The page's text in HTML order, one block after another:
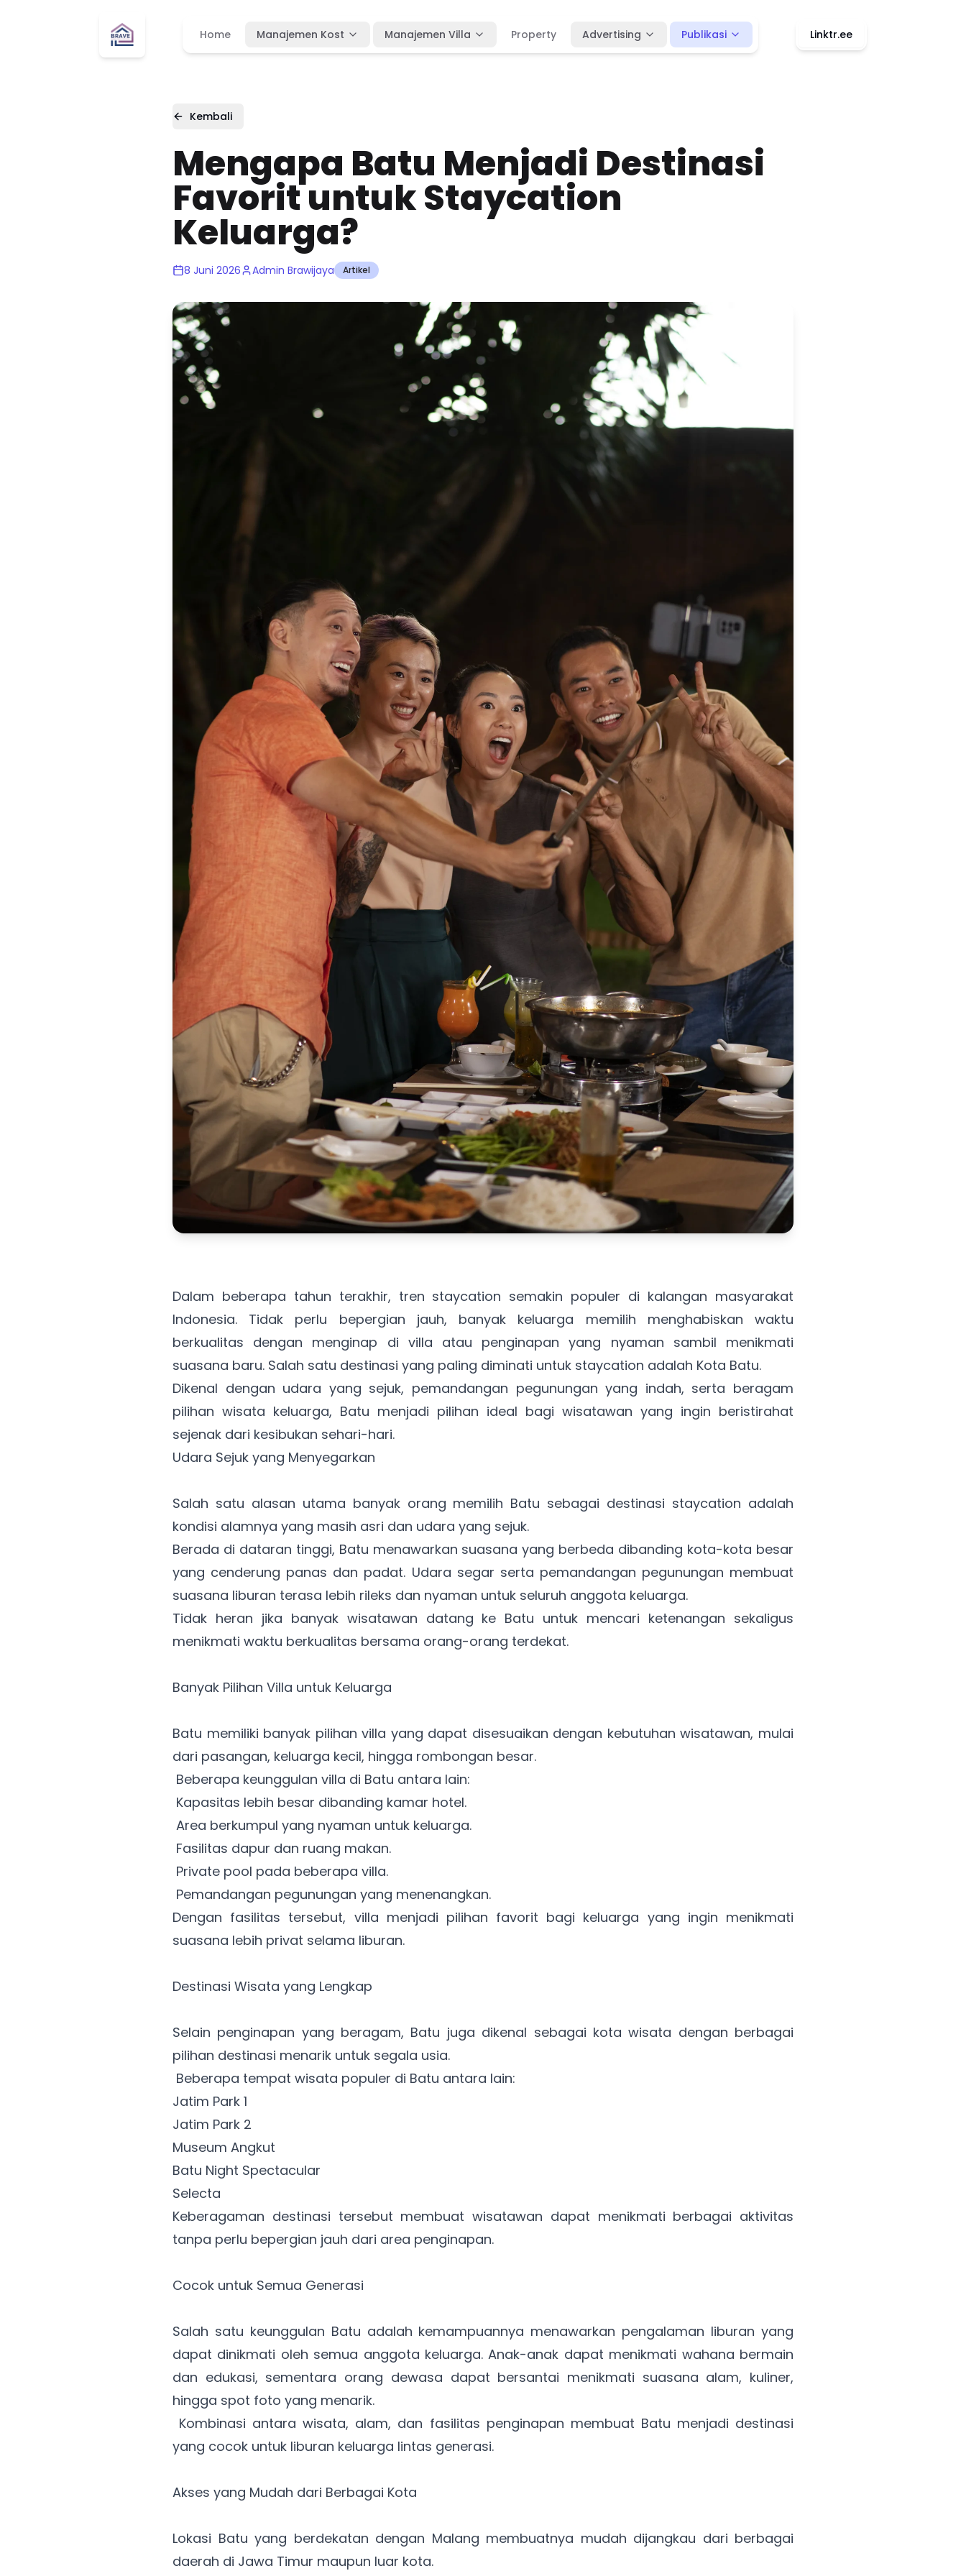
Home Manajemen Kost Manajemen Villa Property Advertising Publikasi Linktr.ee
Kembali
Mengapa Batu Menjadi Destinasi
Favorit untuk Staycation
Keluarga?
8 Juni 2026 Admin Brawijaya Artikel
Dalam beberapa tahun terakhir, tren staycation semakin populer di kalangan masyarakat
Indonesia. Tidak perlu bepergian jauh, banyak keluarga memilih menghabiskan waktu
berkualitas dengan menginap di villa atau penginapan yang nyaman sambil menikmati
suasana baru. Salah satu destinasi yang paling diminati untuk staycation adalah Kota Batu.
Dikenal dengan udara yang sejuk, pemandangan pegunungan yang indah, serta beragam
pilihan wisata keluarga, Batu menjadi pilihan ideal bagi wisatawan yang ingin beristirahat
sejenak dari kesibukan sehari-hari.
Udara Sejuk yang Menyegarkan
Salah satu alasan utama banyak orang memilih Batu sebagai destinasi staycation adalah
kondisi alamnya yang masih asri dan udara yang sejuk.
Berada di dataran tinggi, Batu menawarkan suasana yang berbeda dibanding kota-kota besar
yang cenderung panas dan padat. Udara segar serta pemandangan pegunungan membuat
suasana liburan terasa lebih rileks dan nyaman untuk seluruh anggota keluarga.
Tidak heran jika banyak wisatawan datang ke Batu untuk mencari ketenangan sekaligus
menikmati waktu berkualitas bersama orang-orang terdekat.
Banyak Pilihan Villa untuk Keluarga
Batu memiliki banyak pilihan villa yang dapat disesuaikan dengan kebutuhan wisatawan, mulai
dari pasangan, keluarga kecil, hingga rombongan besar.
Beberapa keunggulan villa di Batu antara lain:
Kapasitas lebih besar dibanding kamar hotel.
Area berkumpul yang nyaman untuk keluarga.
Fasilitas dapur dan ruang makan.
Private pool pada beberapa villa.
Pemandangan pegunungan yang menenangkan.
Dengan fasilitas tersebut, villa menjadi pilihan favorit bagi keluarga yang ingin menikmati
suasana lebih privat selama liburan.
Destinasi Wisata yang Lengkap
Selain penginapan yang beragam, Batu juga dikenal sebagai kota wisata dengan berbagai
pilihan destinasi menarik untuk segala usia.
Beberapa tempat wisata populer di Batu antara lain:
Jatim Park 1
Jatim Park 2
Museum Angkut
Batu Night Spectacular
Selecta
Keberagaman destinasi tersebut membuat wisatawan dapat menikmati berbagai aktivitas
tanpa perlu bepergian jauh dari area penginapan.
Cocok untuk Semua Generasi
Salah satu keunggulan Batu adalah kemampuannya menawarkan pengalaman liburan yang
dapat dinikmati oleh semua anggota keluarga. Anak-anak dapat menikmati wahana bermain
dan edukasi, sementara orang dewasa dapat bersantai menikmati suasana alam, kuliner,
hingga spot foto yang menarik.
Kombinasi antara wisata, alam, dan fasilitas penginapan membuat Batu menjadi destinasi
yang cocok untuk liburan keluarga lintas generasi.
Akses yang Mudah dari Berbagai Kota
Lokasi Batu yang berdekatan dengan Malang membuatnya mudah dijangkau dari berbagai
daerah di Jawa Timur maupun luar kota.